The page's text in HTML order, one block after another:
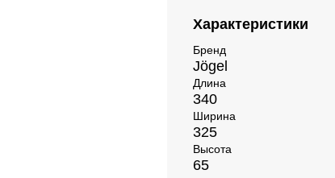
Характеристики
Бренд
Jögel
Длина
340
Ширина
325
Высота
65